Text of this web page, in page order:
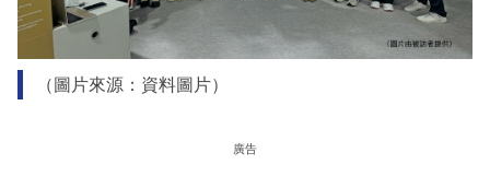
（圖片來源：資料圖片）
廣告